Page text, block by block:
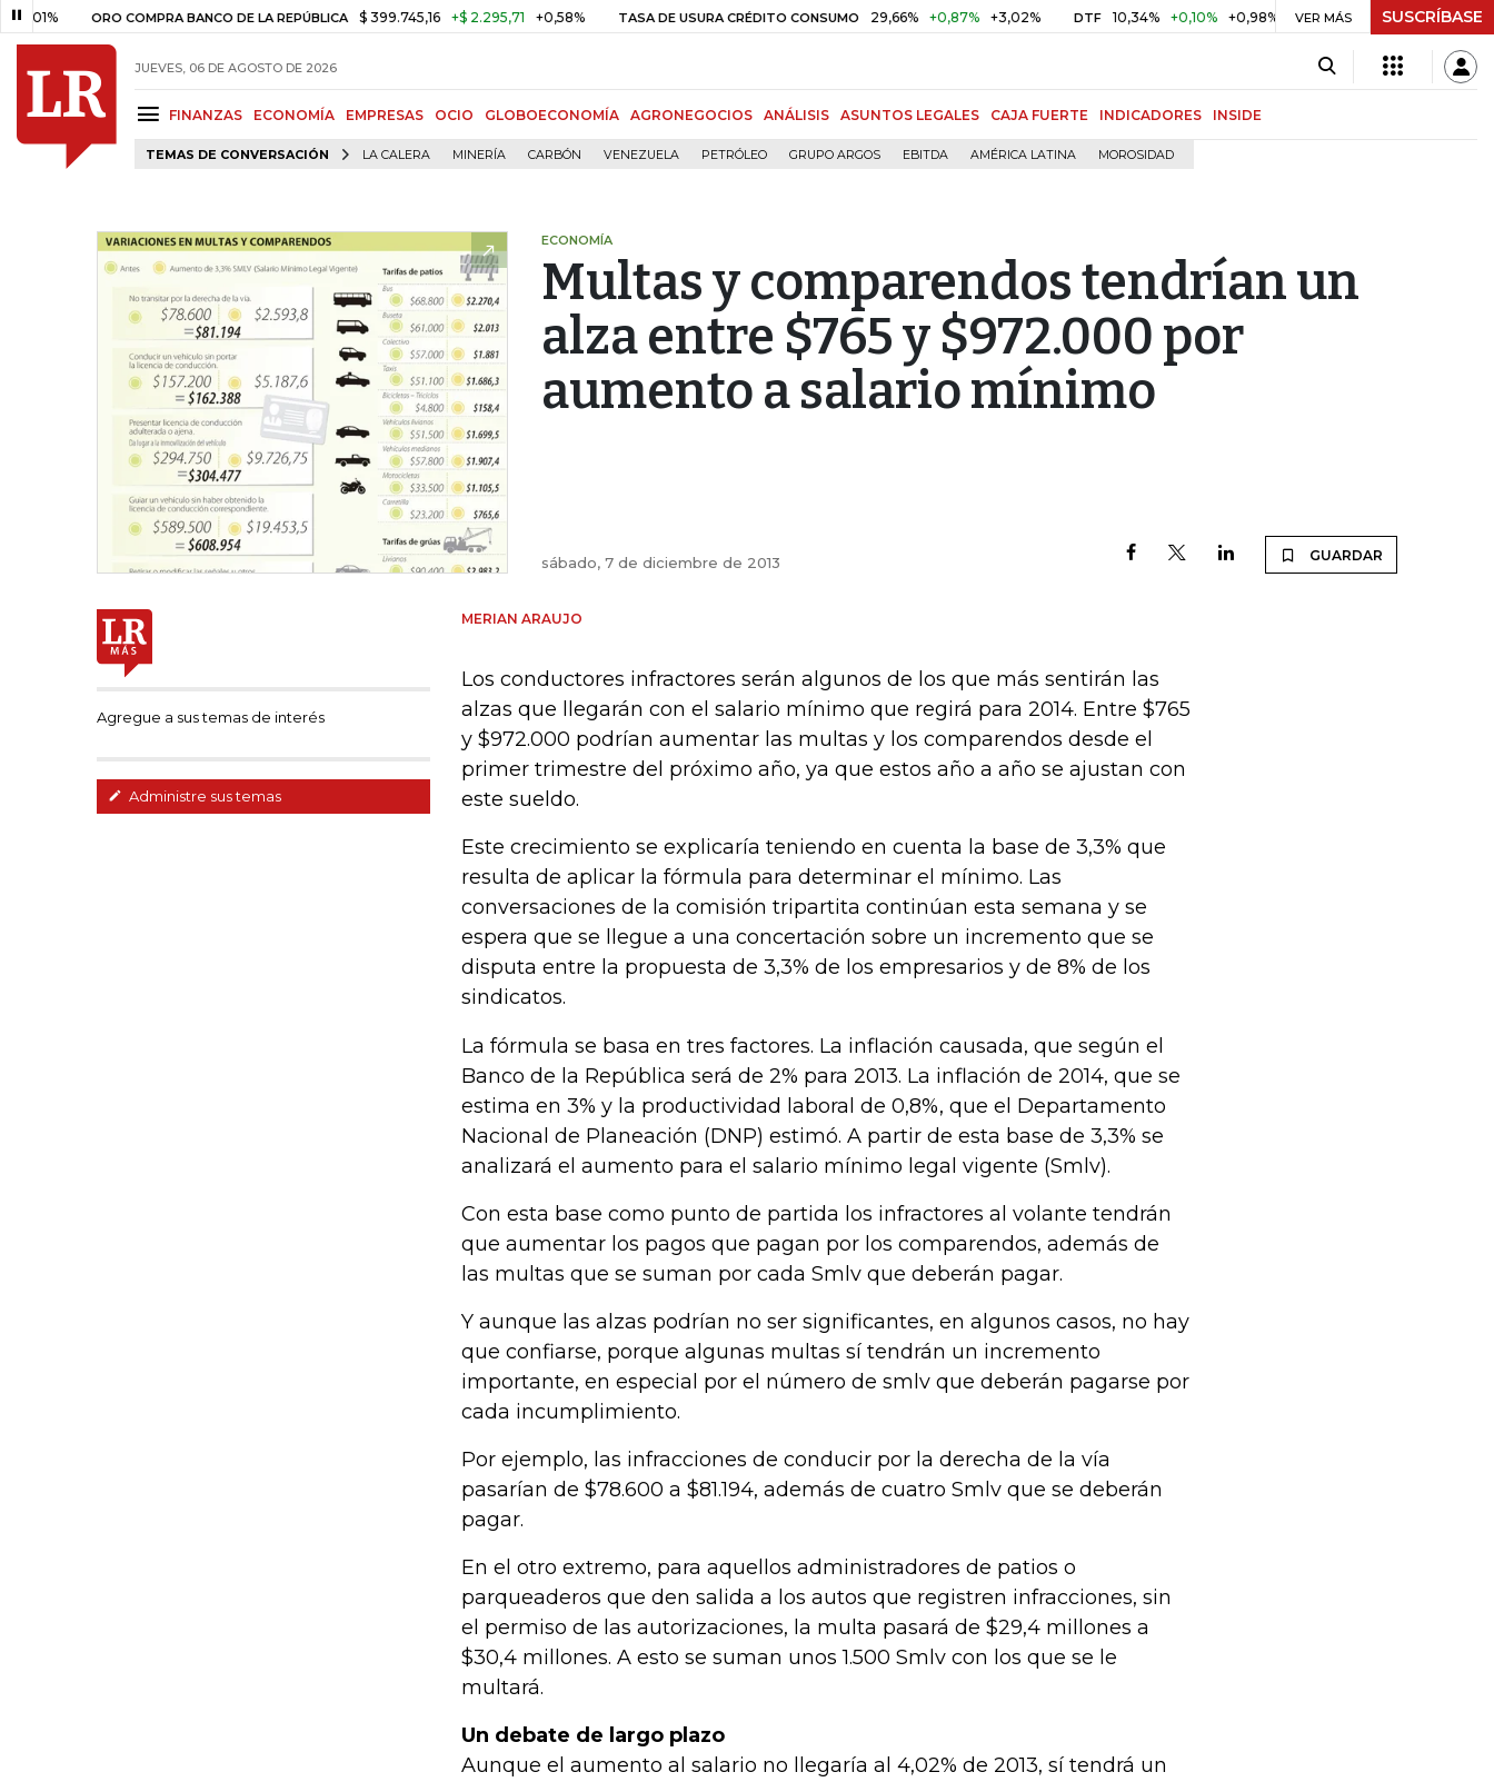
ORO COMPRA BANCO DE LA REPÚBLICA $ 399.745,16 +$ 2.295,71 +0,58% TASA DE USURA CRÉDITO CONSUMO 29,66% +0,87% +3,02% DTF 10,34% +0,10% +0,98% UVR $ 416,86 +$ 0,05 +0,01%
VER MÁS SUSCRÍBASE
JUEVES, 06 DE AGOSTO DE 2026
FINANZAS ECONOMÍA EMPRESAS OCIO GLOBOECONOMÍA AGRONEGOCIOS ANÁLISIS ASUNTOS LEGALES CAJA FUERTE INDICADORES INSIDE
TEMAS DE CONVERSACIÓN LA CALERA MINERÍA CARBÓN VENEZUELA PETRÓLEO GRUPO ARGOS EBITDA AMÉRICA LATINA MOROSIDAD
ECONOMÍA
Multas y comparendos tendrían un
alza entre $765 y $972.000 por
aumento a salario mínimo
sábado, 7 de diciembre de 2013 GUARDAR
Agregue a sus temas de interés
Administre sus temas
MERIAN ARAUJO
Los conductores infractores serán algunos de los que más sentirán las
alzas que llegarán con el salario mínimo que regirá para 2014. Entre $765
y $972.000 podrían aumentar las multas y los comparendos desde el
primer trimestre del próximo año, ya que estos año a año se ajustan con
este sueldo.
Este crecimiento se explicaría teniendo en cuenta la base de 3,3% que
resulta de aplicar la fórmula para determinar el mínimo. Las
conversaciones de la comisión tripartita continúan esta semana y se
espera que se llegue a una concertación sobre un incremento que se
disputa entre la propuesta de 3,3% de los empresarios y de 8% de los
sindicatos.
La fórmula se basa en tres factores. La inflación causada, que según el
Banco de la República será de 2% para 2013. La inflación de 2014, que se
estima en 3% y la productividad laboral de 0,8%, que el Departamento
Nacional de Planeación (DNP) estimó. A partir de esta base de 3,3% se
analizará el aumento para el salario mínimo legal vigente (Smlv).
Con esta base como punto de partida los infractores al volante tendrán
que aumentar los pagos que pagan por los comparendos, además de
las multas que se suman por cada Smlv que deberán pagar.
Y aunque las alzas podrían no ser significantes, en algunos casos, no hay
que confiarse, porque algunas multas sí tendrán un incremento
importante, en especial por el número de smlv que deberán pagarse por
cada incumplimiento.
Por ejemplo, las infracciones de conducir por la derecha de la vía
pasarían de $78.600 a $81.194, además de cuatro Smlv que se deberán
pagar.
En el otro extremo, para aquellos administradores de patios o
parqueaderos que den salida a los autos que registren infracciones, sin
el permiso de las autorizaciones, la multa pasará de $29,4 millones a
$30,4 millones. A esto se suman unos 1.500 Smlv con los que se le
multará.
Un debate de largo plazo
Aunque el aumento al salario no llegaría al 4,02% de 2013, sí tendrá un